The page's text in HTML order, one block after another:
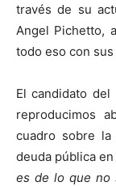
través de su
Angel Pichetto,
todo eso con
El candidato
reproducimos
cuadro sobre
deuda pública
es de lo que no